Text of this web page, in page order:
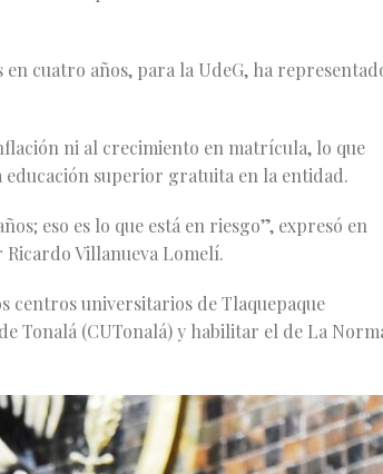
cuatro años, para la UdeG, ha
ni al crecimiento en matrícula, lo que
educación superior gratuita en la entidad.
eso es lo que está en riesgo”, expresó en
Villanueva Lomelí.
centros universitarios de Tlaquepaque
Tonalá (CUTonalá) y habilitar el de La